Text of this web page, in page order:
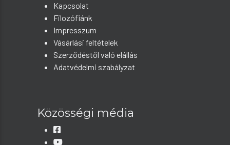
Kapcsolat
Filozófiánk
Impresszum
Vásárlási feltételek
Szerződéstől való elállás
Adatvédelmi szabályzat
Közösségi média